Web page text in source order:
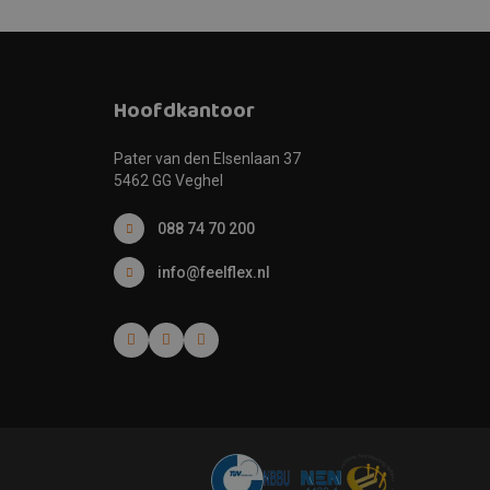
Hoofdkantoor
Pater van den Elsenlaan 37
5462 GG Veghel
088 74 70 200
info@feelflex.nl